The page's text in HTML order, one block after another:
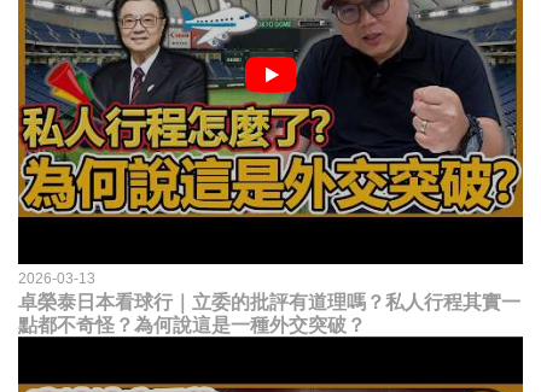
2026-03-13
卓榮泰日本看球行｜立委的批評有道理嗎？私人行程其實一
點都不奇怪？為何說這是一種外交突破？